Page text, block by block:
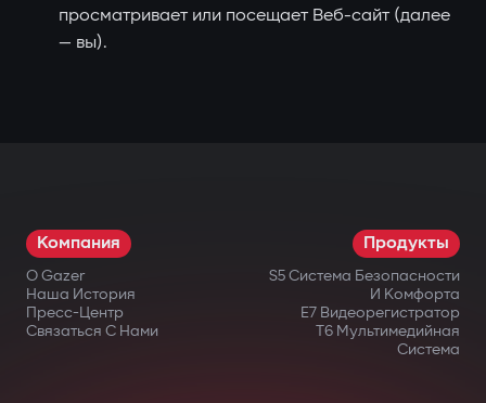
просматривает или посещает Веб-сайт (далее
— вы).
Компания
О Gazer
Наша История
Пресс-Центр
Связаться С Нами
Продукты
S5 Система Безопасности
И Комфорта
E7 Видеорегистратор
T6 Мультимедийная
Система